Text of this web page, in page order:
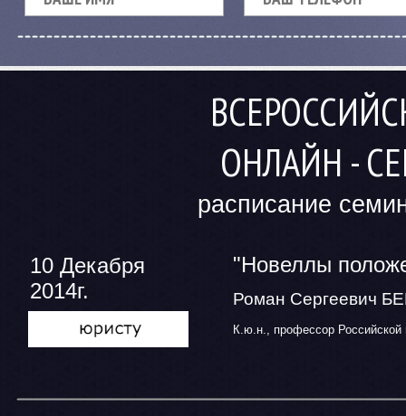
ОНЛАЙН -
расписание
10 Декабря
2014г.
"Новеллы
Роман Сергеевич
К.ю.н., профессор